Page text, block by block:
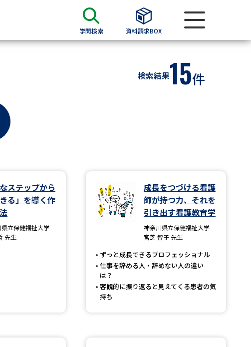
学問検索 資料請求BOX
請求
項＆願書
請求
請求
留学・進学関連、塾・予備校
の請求
教員資格認定試験
検索結果15件
ステップから
きる」を導く作
立保健福祉大学
先生
成長をつづける看護
師が持つ力、それを
引き出す看護教育学
神奈川県立保健福祉大学
宮芝 智子 先生
ずっと成長できるプロフェッショナル
仕事を辞める人・辞めない人の違い
は？
客観的に振り返ると見えてくる患者の気
持ち